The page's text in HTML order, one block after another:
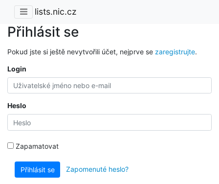
lists.nic.cz
Přihlásit se
Pokud jste si ještě nevytvořili účet, nejprve se zaregistrujte.
Login
Heslo
Zapamatovat
Přihlásit se Zapomenuté heslo?